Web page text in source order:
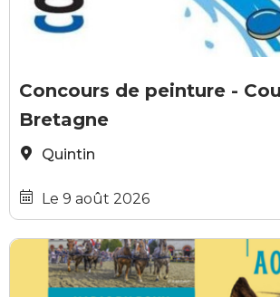
Couleurs de Bretagne
Concours de peinture -
Bretagne
Quintin
Le 9 août 2026